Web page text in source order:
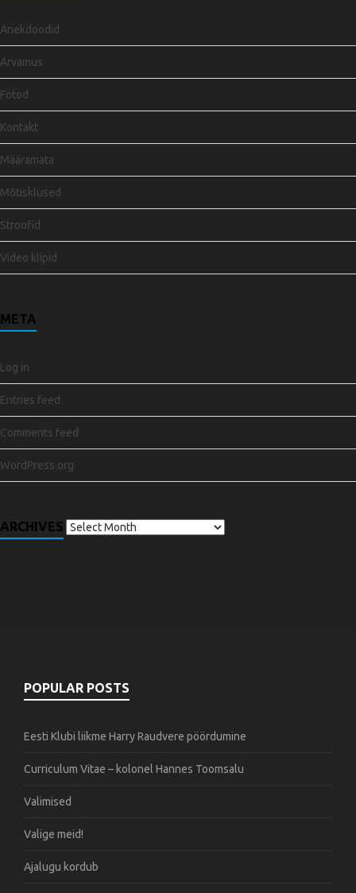
Anekdoodid
Arvamus
Fotod
Kontakt
Määramata
Mõtisklused
Stroofid
Video klipid
META
Log in
Entries feed
Comments feed
WordPress.org
ARCHIVES
POPULAR POSTS
Eesti Klubi liikme Harry Raudvere pöördumine
Curriculum Vitae – kolonel Hannes Toomsalu
Valimised
Valige meid!
Ajalugu kordub